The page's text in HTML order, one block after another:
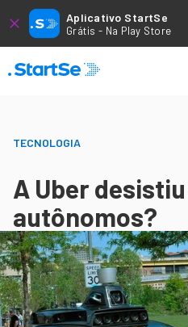
Aplicativo StartSe
Grátis - Na Play Store
TECNOLOGIA
A Uber
autônomos?